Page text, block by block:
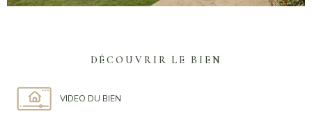
DÉCOUVRIR LE BIEN
VIDEO DU BIEN